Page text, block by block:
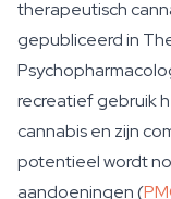
therapeutisch
gepubliceerd in
recreatief gebruik
cannabis en zijn
potentieel wordt
aandoeningen (